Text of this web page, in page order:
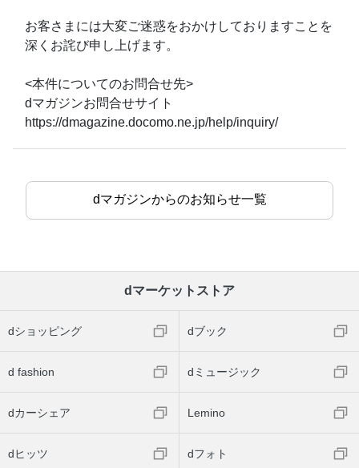
お客さまには大変ご迷惑をおかけしておりますことを
深くお詫び申し上げます。
<本件についてのお問合せ先>
dマガジンお問合せサイト
https://dmagazine.docomo.ne.jp/help/inquiry/
dマガジンからのお知らせ一覧
dマーケットストア
dショッピング dブック
d fashion dミュージック
dカーシェア Lemino
dヒッツ dフォト